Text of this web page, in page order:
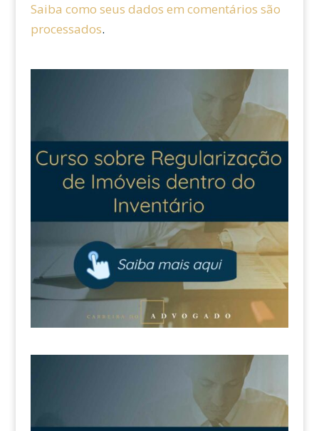
Saiba como seus dados em comentários são
processados.